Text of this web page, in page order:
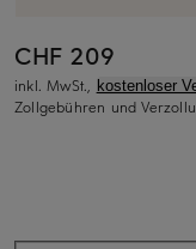
CHF 209
inkl. MwSt., kostenloser
Zollgebühren und